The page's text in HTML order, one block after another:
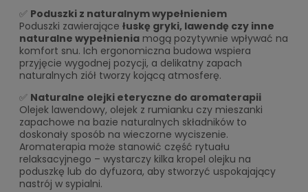
✅ Poduszki z naturalnym wypełnieniem
Poduszki zawierające łuskę gryki, lawendę czy inne
naturalne wypełnienia mogą pozytywnie wpływać na
komfort snu. Ich ergonomiczna budowa wspiera
przyjęcie wygodnej pozycji, a delikatny zapach
naturalnych ziół tworzy kojącą atmosferę.
✅ Naturalne olejki eteryczne do aromaterapii
Olejek lawendowy, olejek z rumianku czy mieszanki
zapachowe na bazie naturalnych składników to
doskonały sposób na wieczorne wyciszenie.
Aromaterapia może stanowić część rytuału
relaksacyjnego – wystarczy kilka kropel olejku na
poduszkę lub do dyfuzora, aby stworzyć uspokajający
nastrój w sypialni.